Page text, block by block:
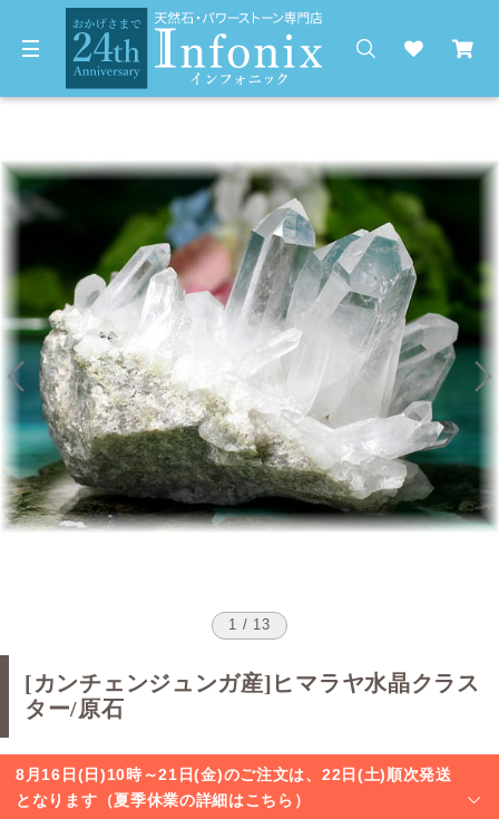
1 / 13
[カンチェンジュンガ産]ヒマラヤ水晶クラス
ター/原石
8月16日(日)10時～21日(金)のご注文は、22日(土)順次発送
となります（夏季休業の詳細はこちら）